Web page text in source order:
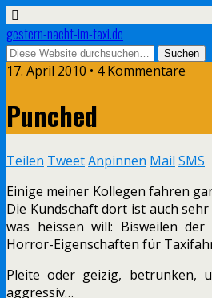
gestern-nacht-im-taxi.de
17. April 2010 • 4 Kommentare
Punched
Teilen TweetAnpinnen Mail SMS
Einige meiner Kollegen fahren
Die Kundschaft dort ist auch
was heissen will: Bisweilen der
Horror-Eigenschaften für
Pleite oder geizig, betrunken,
aggressiv…